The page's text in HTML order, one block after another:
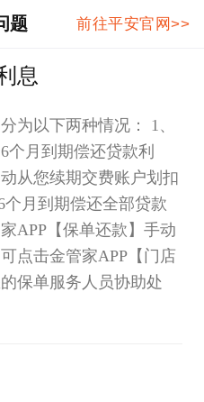
题 前往平安官网>>
息
为以下两种情况： 1、
个月到期偿还贷款利
从您续期交费账户划扣
月到期偿还全部贷款
APP【保单还款】手动
点击金管家APP【门店
保单服务人员协助处